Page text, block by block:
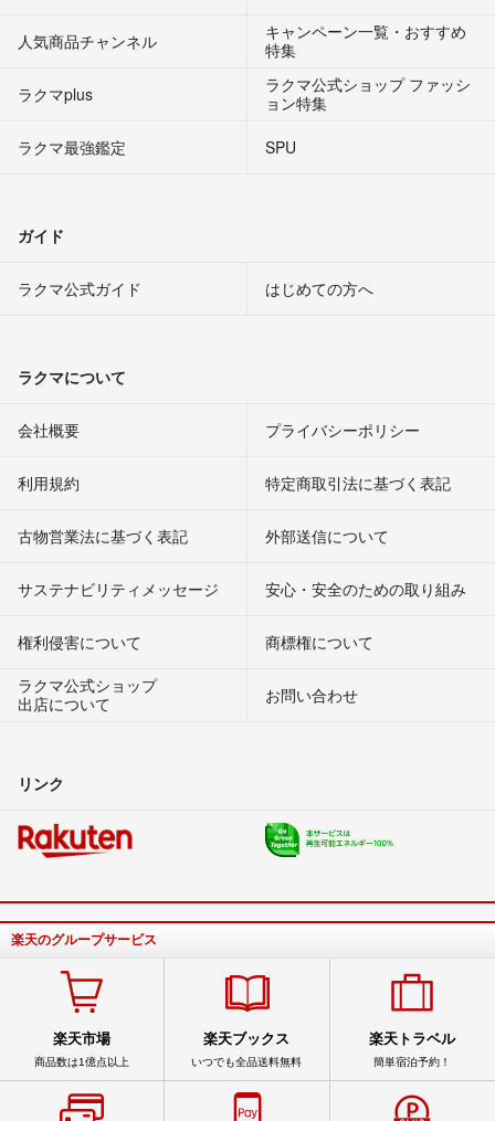
人気商品チャンネル
キャンペーン一覧・おすすめ
特集
ラクマplus
ラクマ公式ショップ ファッシ
ョン特集
ラクマ最強鑑定
SPU
ガイド
ラクマ公式ガイド はじめての方へ
ラクマについて
会社概要 プライバシーポリシー
利用規約 特定商取引法に基づく表記
古物営業法に基づく表記 外部送信について
サステナビリティメッセージ 安心・安全のための取り組み
権利侵害について
商標権について
ラクマ公式ショップ
出店について
お問い合わせ
リンク
楽天のグループサービス
楽天市場
商品数は1億点以上
楽天ブックス
いつでも全品送料無料
楽天トラベル
簡単宿泊予約！